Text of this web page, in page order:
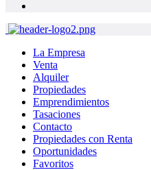
La Empresa
Venta
Alquiler
Propiedades
Emprendimientos
Tasaciones
Contacto
Propiedades con Renta
Oportunidades
Favoritos